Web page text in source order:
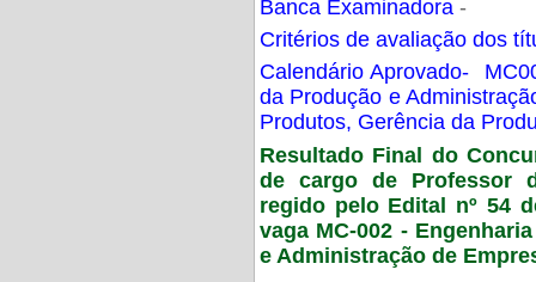
Banca Examinadora -
Critérios de avaliação dos
Calendário Aprovado-
da Produção e
Produtos, Gerência da
Resultado Final do
de cargo de Professor
regido pelo Edital nº 54
vaga MC-002 -
e Administração de